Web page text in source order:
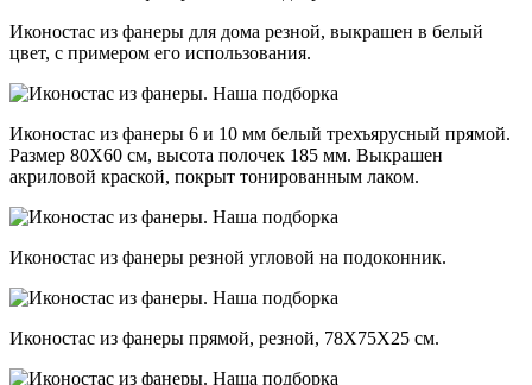
Иконостас из фанеры для дома резной, выкрашен в белый
цвет, с примером его использования.
Иконостас из фанеры 6 и 10 мм белый трехъярусный прямой.
Размер 80Х60 см, высота полочек 185 мм. Выкрашен
акриловой краской, покрыт тонированным лаком.
Иконостас из фанеры резной угловой на подоконник.
Иконостас из фанеры прямой, резной, 78Х75Х25 см.